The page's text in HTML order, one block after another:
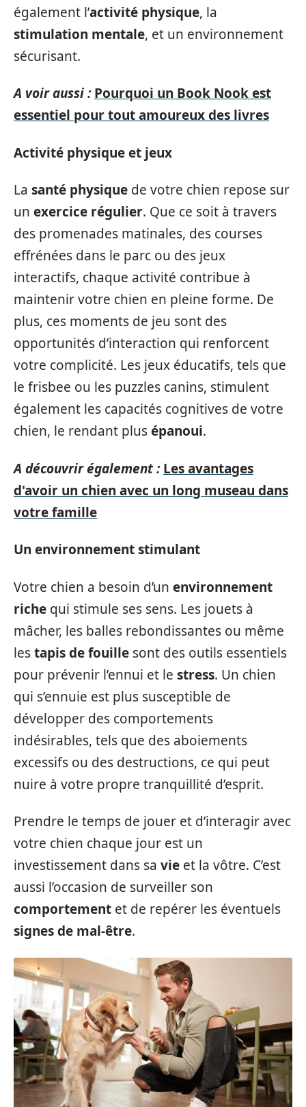
également l’activité physique, la
stimulation mentale, et un environnement
sécurisant.
A voir aussi : Pourquoi un Book Nook est
essentiel pour tout amoureux des livres
Activité physique et jeux
La santé physique de votre chien repose sur
un exercice régulier. Que ce soit à travers
des promenades matinales, des courses
effrénées dans le parc ou des jeux
interactifs, chaque activité contribue à
maintenir votre chien en pleine forme. De
plus, ces moments de jeu sont des
opportunités d’interaction qui renforcent
votre complicité. Les jeux éducatifs, tels que
le frisbee ou les puzzles canins, stimulent
également les capacités cognitives de votre
chien, le rendant plusépanoui.
A découvrir également : Les avantages
d'avoir un chien avec un long museau dans
votre famille
Un environnement stimulant
Votre chien a besoin d’un environnement
riche qui stimule ses sens. Les jouets à
mâcher, les balles rebondissantes ou même
lestapis de fouille sont des outils essentiels
pour prévenir l’ennui et le stress. Un chien
qui s’ennuie est plus susceptible de
développer des comportements
indésirables, tels que des aboiements
excessifs ou des destructions, ce qui peut
nuire à votre propre tranquillité d’esprit.
Prendre le temps de jouer et d’interagir avec
votre chien chaque jour est un
investissement dans sa vie et la vôtre. C’est
aussi l’occasion de surveiller son
comportement et de repérer les éventuels
signes de mal-être.